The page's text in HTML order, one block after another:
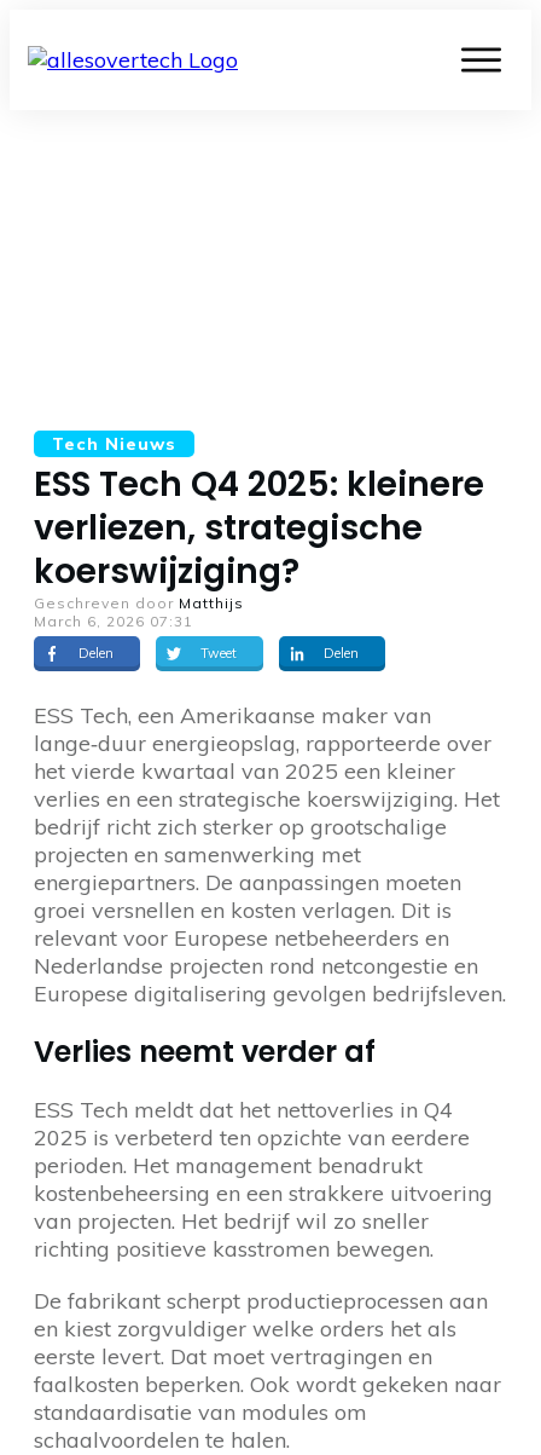
Tech Nieuws
ESS Tech Q4 2025: kleinere
verliezen, strategische
koerswijziging?
Geschreven door Matthijs
March 6, 2026 07:31
Delen Tweet Delen
ESS Tech, een Amerikaanse maker van
lange‑duur energieopslag, rapporteerde over
het vierde kwartaal van 2025 een kleiner
verlies en een strategische koerswijziging. Het
bedrijf richt zich sterker op grootschalige
projecten en samenwerking met
energiepartners. De aanpassingen moeten
groei versnellen en kosten verlagen. Dit is
relevant voor Europese netbeheerders en
Nederlandse projecten rond netcongestie en
Europese digitalisering gevolgen bedrijfsleven.
Verlies neemt verder af
ESS Tech meldt dat het nettoverlies in Q4
2025 is verbeterd ten opzichte van eerdere
perioden. Het management benadrukt
kostenbeheersing en een strakkere uitvoering
van projecten. Het bedrijf wil zo sneller
richting positieve kasstromen bewegen.
De fabrikant scherpt productieprocessen aan
en kiest zorgvuldiger welke orders het als
eerste levert. Dat moet vertragingen en
faalkosten beperken. Ook wordt gekeken naar
standaardisatie van modules om
schaalvoordelen te halen.